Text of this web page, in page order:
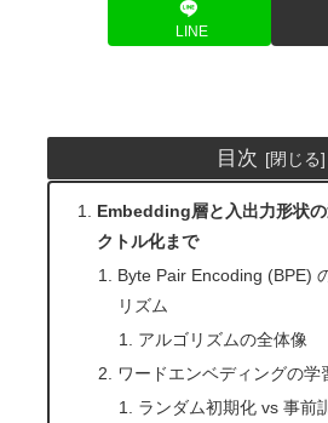
LINE
目次
Embedding層と入出力形状
クトル化まで
Byte Pair Encoding (BPE)
リズム
アルゴリズムの全体像
ワードエンベディングの学
ランダム初期化 vs 事前